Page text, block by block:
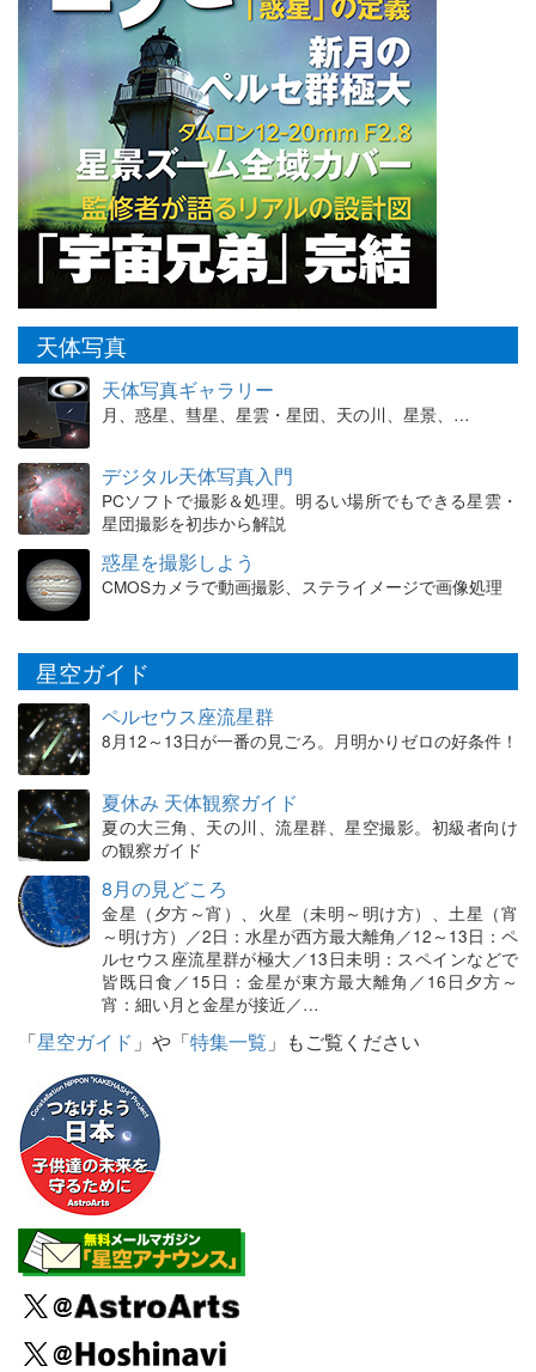
天体写真
天体写真ギャラリー
月、惑星、彗星、星雲・星団、天の川、星景、…
デジタル天体写真入門
PCソフトで撮影＆処理。明るい場所でもできる星雲・
星団撮影を初歩から解説
惑星を撮影しよう
CMOSカメラで動画撮影、ステライメージで画像処理
星空ガイド
ペルセウス座流星群
8月12～13日が一番の見ごろ。月明かりゼロの好条件！
夏休み 天体観察ガイド
夏の大三角、天の川、流星群、星空撮影。初級者向け
の観察ガイド
8月の見どころ
金星（夕方～宵）、火星（未明～明け方）、土星（宵
～明け方）／2日：水星が西方最大離角／12～13日：ペ
ルセウス座流星群が極大／13日未明：スペインなどで
皆既日食／15日：金星が東方最大離角／16日夕方～
宵：細い月と金星が接近／…
「星空ガイド 」や「特集一覧 」もご覧ください